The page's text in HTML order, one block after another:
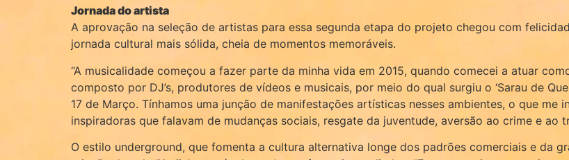
Jornada do artista
A aprovação na seleção de artistas para essa segunda etapa do projeto chegou com
jornada cultural mais sólida, cheia de momentos memoráveis.
“A musicalidade começou a fazer parte da minha vida em 2015, quando comecei a atuar
composto por DJ’s, produtores de vídeos e musicais, por meio do qual surgiu o ‘Sarau de
17 de Março. Tínhamos uma junção de manifestações artísticas nesses ambientes, o que me
inspiradoras que falavam de mudanças sociais, resgate da juventude, aversão ao crime e ao
O estilo underground, que fomenta a cultura alternativa longe dos padrões comerciais e da